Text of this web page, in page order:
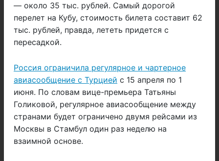
— около 35 тыс. рублей. Самый дорогой
перелет на Кубу, стоимость билета составит 62
тыс. рублей, правда, лететь придется с
пересадкой.
Россия ограничила регулярное и чартерное
авиасообщение с Турцией с 15 апреля по 1
июня. По словам вице-премьера Татьяны
Голиковой, регулярное авиасообщение между
странами будет ограничено двумя рейсами из
Москвы в Стамбул один раз неделю на
взаимной основе.